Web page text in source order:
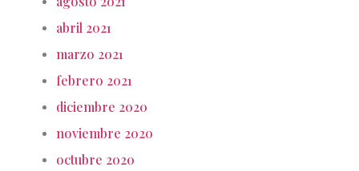
abril 2021
marzo 2021
febrero 2021
diciembre 2020
noviembre 2020
octubre 2020